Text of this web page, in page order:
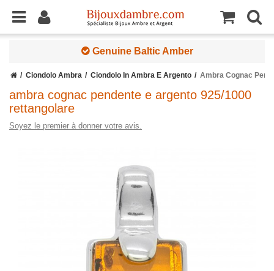
Genuine Baltic Amber
Ciondolo Ambra Ciondolo In Ambra E Argento Ambra Cognac
ambra cognac pendente e argento 925/1000
rettangolare
Soyez le premier à donner votre avis.